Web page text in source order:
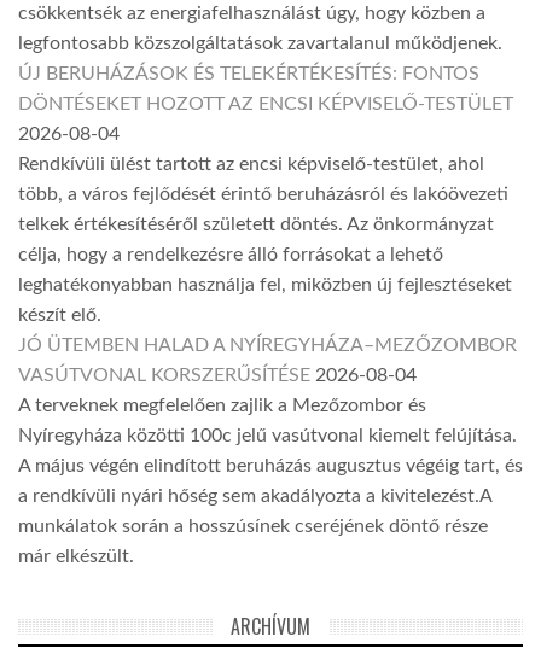
csökkentsék az energiafelhasználást úgy, hogy közben a
legfontosabb közszolgáltatások zavartalanul működjenek.
ÚJ BERUHÁZÁSOK ÉS TELEKÉRTÉKESÍTÉS: FONTOS
DÖNTÉSEKET HOZOTT AZ ENCSI KÉPVISELŐ-TESTÜLET
2026-08-04
Rendkívüli ülést tartott az encsi képviselő-testület, ahol
több, a város fejlődését érintő beruházásról és lakóövezeti
telkek értékesítéséről született döntés. Az önkormányzat
célja, hogy a rendelkezésre álló forrásokat a lehető
leghatékonyabban használja fel, miközben új fejlesztéseket
készít elő.
JÓ ÜTEMBEN HALAD A NYÍREGYHÁZA–MEZŐZOMBOR
VASÚTVONAL KORSZERŰSÍTÉSE 2026-08-04
A terveknek megfelelően zajlik a Mezőzombor és
Nyíregyháza közötti 100c jelű vasútvonal kiemelt felújítása.
A május végén elindított beruházás augusztus végéig tart, és
a rendkívüli nyári hőség sem akadályozta a kivitelezést.A
munkálatok során a hosszúsínek cseréjének döntő része
már elkészült.
ARCHÍVUM